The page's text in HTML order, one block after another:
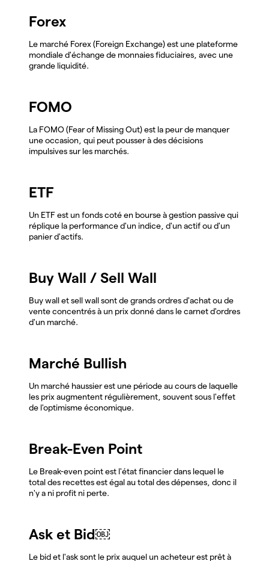
Forex
Le marché Forex (Foreign Exchange) est une plateforme
mondiale d'échange de monnaies fiduciaires, avec une
grande liquidité.
FOMO
La FOMO (Fear of Missing Out) est la peur de manquer
une occasion, qui peut pousser à des décisions
impulsives sur les marchés.
ETF
Un ETF est un fonds coté en bourse à gestion passive qui
réplique la performance d'un indice, d'un actif ou d'un
panier d'actifs.
Buy Wall / Sell Wall
Buy wall et sell wall sont de grands ordres d'achat ou de
vente concentrés à un prix donné dans le carnet d'ordres
d'un marché.
Marché Bullish
Un marché haussier est une période au cours de laquelle
les prix augmentent régulièrement, souvent sous l'effet
de l'optimisme économique.
Break-Even Point
Le Break-even point est l'état financier dans lequel le
total des recettes est égal au total des dépenses, donc il
n'y a ni profit ni perte.
Ask et Bid￼
Le bid et l'ask sont le prix auquel un acheteur est prêt à